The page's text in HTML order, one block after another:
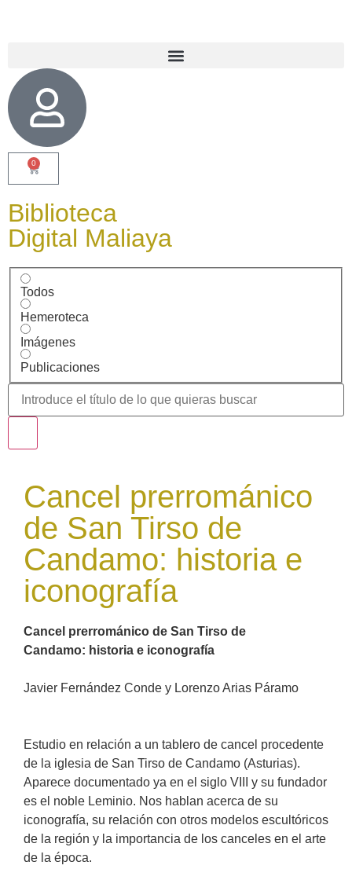
0
Biblioteca
Digital Maliaya
Todos
Hemeroteca
Imágenes
Publicaciones
Cancel prerrománico
de San Tirso de
Candamo: historia e
iconografía
Cancel prerrománico de San Tirso de
Candamo: historia e iconografía
Javier Fernández Conde y Lorenzo Arias Páramo
Estudio en relación a un tablero de cancel procedente
de la iglesia de San Tirso de Candamo (Asturias).
Aparece documentado ya en el siglo VIII y su fundador
es el noble Leminio. Nos hablan acerca de su
iconografía, su relación con otros modelos escultóricos
de la región y la importancia de los canceles en el arte
de la época.